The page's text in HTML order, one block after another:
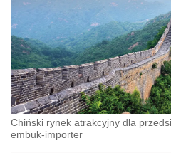
Chiński rynek atrakcyjny dla
embuk-importer